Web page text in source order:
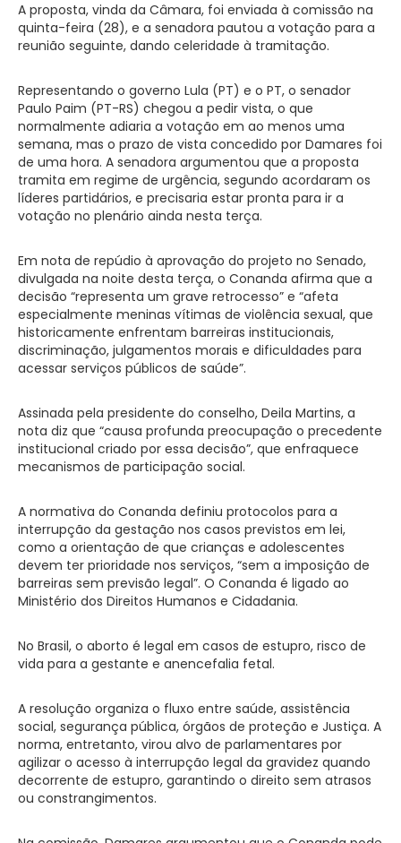
A proposta, vinda da Câmara, foi enviada à comissão na
quinta-feira (28), e a senadora pautou a votação para a
reunião seguinte, dando celeridade à tramitação.
Representando o governo Lula (PT) e o PT, o senador
Paulo Paim (PT-RS) chegou a pedir vista, o que
normalmente adiaria a votação em ao menos uma
semana, mas o prazo de vista concedido por Damares foi
de uma hora. A senadora argumentou que a proposta
tramita em regime de urgência, segundo acordaram os
líderes partidários, e precisaria estar pronta para ir a
votação no plenário ainda nesta terça.
Em nota de repúdio à aprovação do projeto no Senado,
divulgada na noite desta terça, o Conanda afirma que a
decisão “representa um grave retrocesso” e “afeta
especialmente meninas vítimas de violência sexual, que
historicamente enfrentam barreiras institucionais,
discriminação, julgamentos morais e dificuldades para
acessar serviços públicos de saúde”.
Assinada pela presidente do conselho, Deila Martins, a
nota diz que “causa profunda preocupação o precedente
institucional criado por essa decisão”, que enfraquece
mecanismos de participação social.
A normativa do Conanda definiu protocolos para a
interrupção da gestação nos casos previstos em lei,
como a orientação de que crianças e adolescentes
devem ter prioridade nos serviços, “sem a imposição de
barreiras sem previsão legal”. O Conanda é ligado ao
Ministério dos Direitos Humanos e Cidadania.
No Brasil, o aborto é legal em casos de estupro, risco de
vida para a gestante e anencefalia fetal.
A resolução organiza o fluxo entre saúde, assistência
social, segurança pública, órgãos de proteção e Justiça. A
norma, entretanto, virou alvo de parlamentares por
agilizar o acesso à interrupção legal da gravidez quando
decorrente de estupro, garantindo o direito sem atrasos
ou constrangimentos.